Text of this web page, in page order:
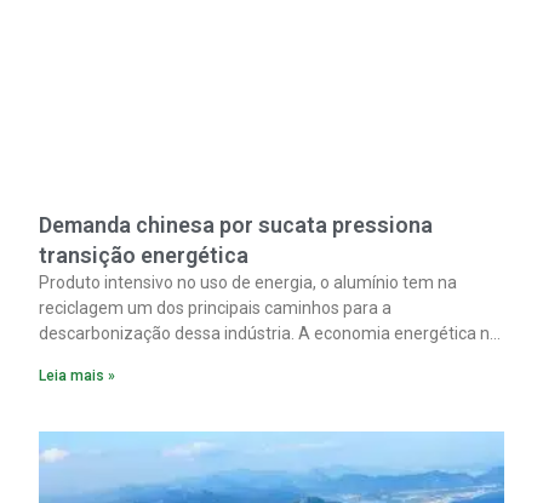
Demanda chinesa por sucata pressiona
transição energética
Produto intensivo no uso de energia, o alumínio tem na
reciclagem um dos principais caminhos para a
descarbonização dessa indústria. A economia energética na
material. A produção de um alumínio mais limpo, no entanto,
insumo, a sucata, devido, sobretudo, ao interesse chinês
pela matéria-prima.
Leia mais »